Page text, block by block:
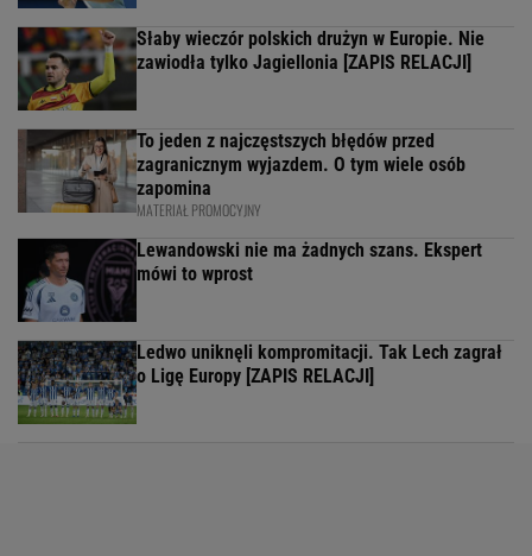
Słaby wieczór polskich drużyn w Europie. Nie
zawiodła tylko Jagiellonia [ZAPIS RELACJI]
To jeden z najczęstszych błędów przed
zagranicznym wyjazdem. O tym wiele osób
zapomina
MATERIAŁ PROMOCYJNY
Lewandowski nie ma żadnych szans. Ekspert
mówi to wprost
Ledwo uniknęli kompromitacji. Tak Lech zagrał
o Ligę Europy [ZAPIS RELACJI]